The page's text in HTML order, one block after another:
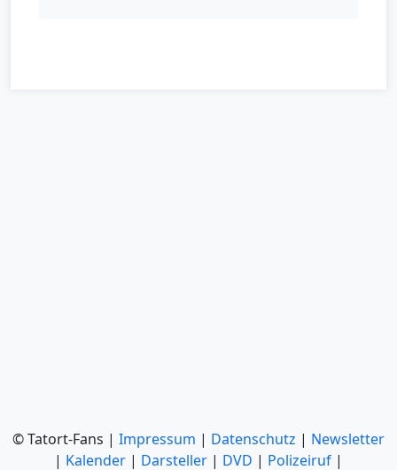
© Tatort-Fans | Impressum | Datenschutz | Newsletter
| Kalender | Darsteller | DVD | Polizeiruf |